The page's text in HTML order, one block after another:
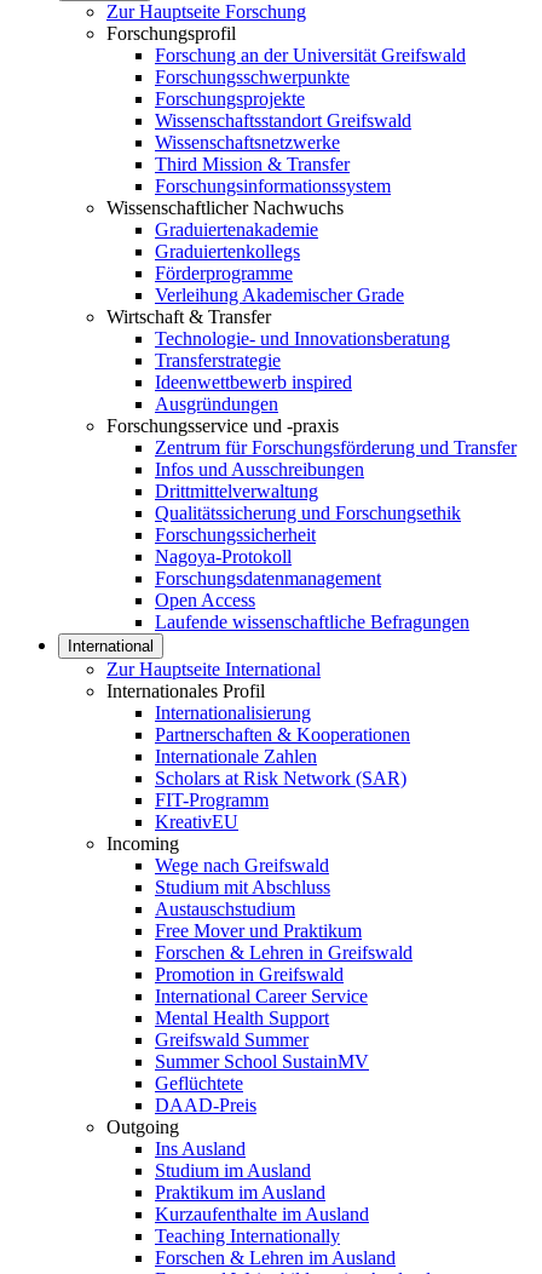
Zur Hauptseite Forschung
Forschungsprofil
Forschung an der Universität Greifswald
Forschungsschwerpunkte
Forschungsprojekte
Wissenschaftsstandort Greifswald
Wissenschaftsnetzwerke
Third Mission & Transfer
Forschungsinformationssystem
Wissenschaftlicher Nachwuchs
Graduiertenakademie
Graduiertenkollegs
Förderprogramme
Verleihung Akademischer Grade
Wirtschaft & Transfer
Technologie- und Innovationsberatung
Transferstrategie
Ideenwettbewerb inspired
Ausgründungen
Forschungsservice und -praxis
Zentrum für Forschungsförderung und Transfer
Infos und Ausschreibungen
Drittmittelverwaltung
Qualitätssicherung und Forschungsethik
Forschungssicherheit
Nagoya-Protokoll
Forschungsdatenmanagement
Open Access
Laufende wissenschaftliche Befragungen
International
Zur Hauptseite International
Internationales Profil
Internationalisierung
Partnerschaften & Kooperationen
Internationale Zahlen
Scholars at Risk Network (SAR)
FIT-Programm
KreativEU
Incoming
Wege nach Greifswald
Studium mit Abschluss
Austauschstudium
Free Mover und Praktikum
Forschen & Lehren in Greifswald
Promotion in Greifswald
International Career Service
Mental Health Support
Greifswald Summer
Summer School SustainMV
Geflüchtete
DAAD-Preis
Outgoing
Ins Ausland
Studium im Ausland
Praktikum im Ausland
Kurzaufenthalte im Ausland
Teaching Internationally
Forschen & Lehren im Ausland